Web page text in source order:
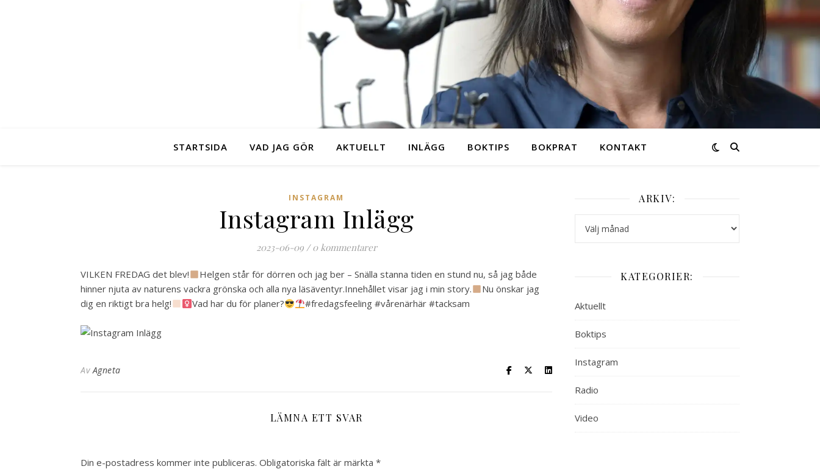
STARTSIDA VAD JAG GÖR AKTUELLT INLÄGG BOKTIPS BOKPRAT KONTAKT
INSTAGRAM
Instagram Inlägg
2023-06-09 / 0 kommentarer
VILKEN FREDAG det blev!
Helgen står för dörren och jag ber – Snälla stanna tiden en stund nu, så jag både
hinner njuta av naturens vackra grönska och alla nya läsäventyr.Innehållet visar jag i min story.
Nu önskar jag
dig en riktigt bra helg!
Vad har du för planer? #fredagsfeeling #vårenärhär #tacksam
AvAgneta
LÄMNA ETT SVAR
Din e-postadress kommer inte publiceras. Obligatoriska fält är märkta *
ARKIV:
KATEGORIER:
Aktuellt
Boktips
Instagram
Radio
Video